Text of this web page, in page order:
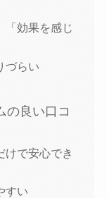
効果を感じ
づらい
の良い口コ
で安心でき
すい